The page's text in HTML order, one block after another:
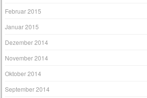
Februar 2015
Januar 2015
Dezember 2014
November 2014
Oktober 2014
September 2014